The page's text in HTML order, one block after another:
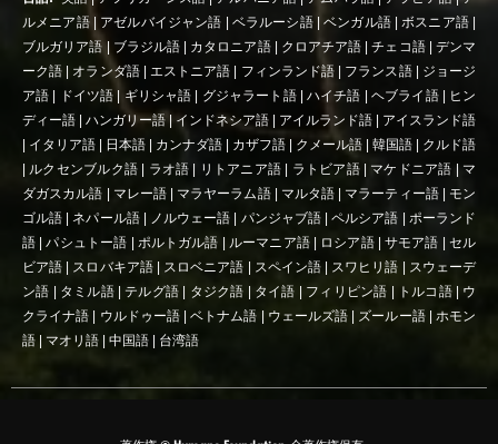
ルメニア語| アゼルバイジャン語 ベラルーシ語|ベンガル語|ボスニア語|
ブルガリア語
ブラジル語 カタロニア語| クロアチア語 |チェコ語| デンマ
ーク語
オランダ語| エストニア語 フィンランド語 フランス語| ジョージ
ア語
ドイツ語 ギリシャ語 グジャラート語| ハイチ語 ヘブライ語|
ヒン
ディー語
ハンガリー語| インドネシア語 アイルランド語
アイスランド語
イタリア語 日本語 カンナダ語 カザフ語 クメール語 韓国語
クルド語
ルクセンブルク語 ラオ語 リトアニア語 ラトビア語| マケドニア語
マ
ダガスカル語
マレー語| マラヤーラム語| マルタ語 マラーティー語| モン
ゴル語
ネパール語| ノルウェー語 パンジャブ語 |ペルシア語
ポーランド
語 |パシュトー語 ポルトガル語 ルーマニア語| ロシア語|サモア語
セル
ビア語
スロバキア語| スロベニア語 スペイン語 スワヒリ語
スウェーデ
ン語
タミル語|テルグ語 タジク語 タイ語 フィリピン語 トルコ語| ウ
クライナ語
ウルドゥー語 |ベトナム語 ウェールズ語 ズールー語| ホモン
語
マオリ語 中国語 台湾語